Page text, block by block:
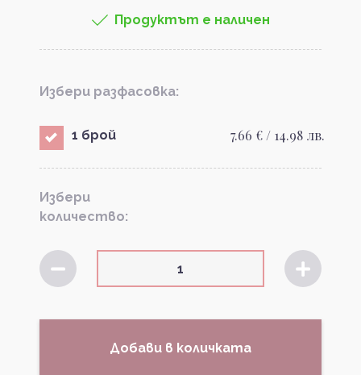
Продуктът е наличен
Избери разфасовка:
1 брой 7.66 € / 14.98 лв.
Избери
количество:
Добави в количката